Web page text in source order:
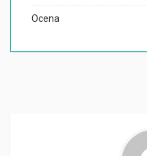
Ocena